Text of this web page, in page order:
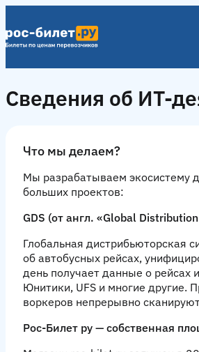
Сведения об ИТ-
Что мы делаем?
Мы разрабатываем экосистему
больших проектов:
GDS (от англ. «Global
Глобальная дистрибьюторская
об автобусных рейсах,
день получает данные о
Юнитики, UFS и многие другие.
воркеров непрерывно
Рос-Билет ру — собственная